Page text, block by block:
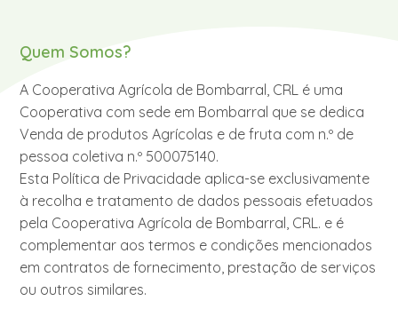
Quem Somos?
A Cooperativa Agrícola de Bombarral, CRL é uma
Cooperativa com sede em Bombarral que se dedica
Venda de produtos Agrícolas e de fruta com n.º de
pessoa coletiva n.º 500075140.
Esta Política de Privacidade aplica-se exclusivamente
à recolha e tratamento de dados pessoais efetuados
pela Cooperativa Agrícola de Bombarral, CRL. e é
complementar aos termos e condições mencionados
em contratos de fornecimento, prestação de serviços
ou outros similares.